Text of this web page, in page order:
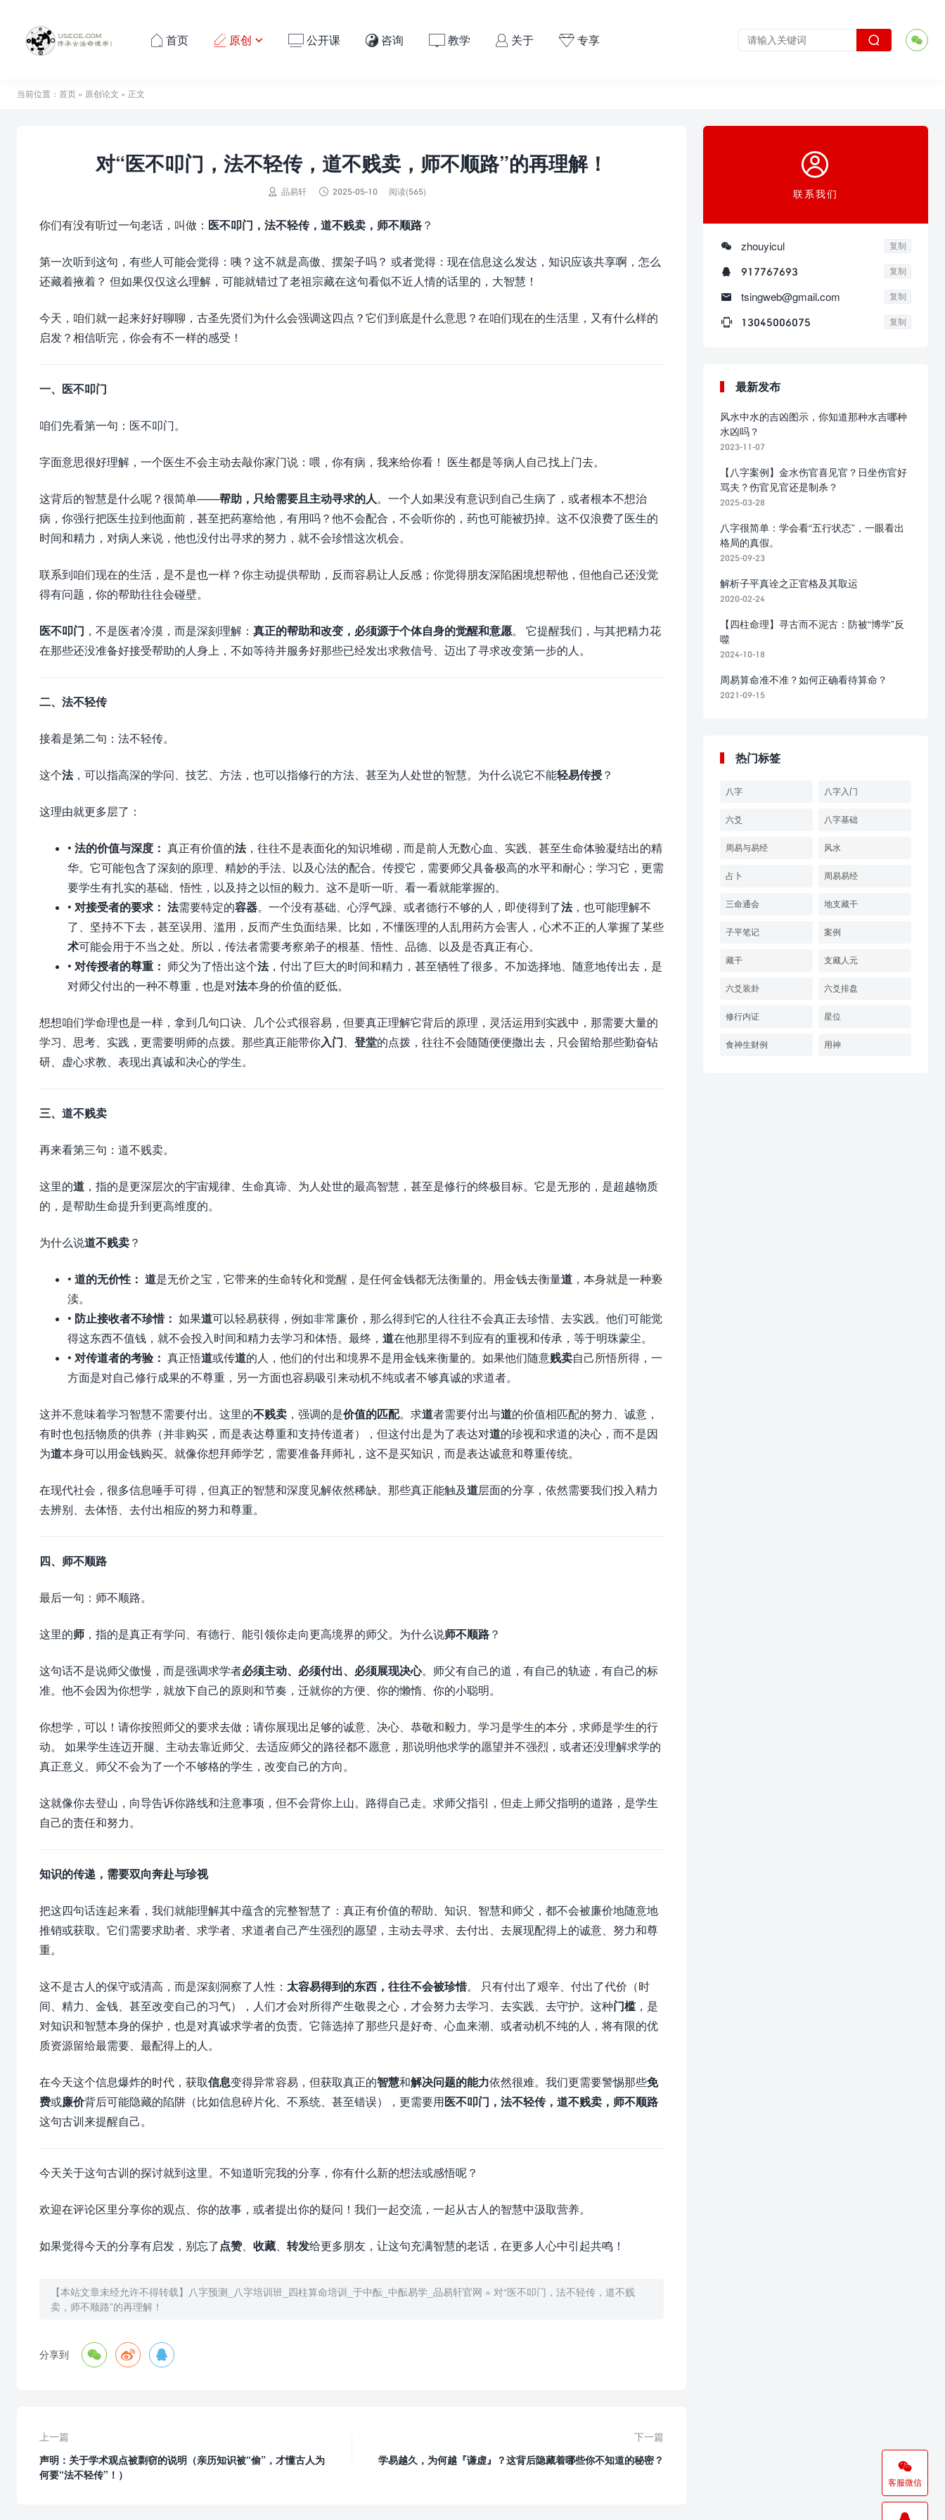

 首页  原创  公开课  咨询 教学  关于  专享 
当前位置： 首页 » 原创论文 » 正文
对“医不叩门，法不轻传，道不贱卖，师不顺路”的再理解！
 品易轩  2025-05-10 阅读(565)
你们有没有听过一句老话，叫做： 医不叩门，法不轻传，道不贱卖，师不顺路 ？
第一次听到这句，有些人可能会觉得：咦？这不就是高傲、摆架子吗？ 或者觉得：现在信息这么发达，知识应该共享啊，怎么
还藏着掖着？ 但如果仅仅这么理解，可能就错过了老祖宗藏在这句看似不近人情的话里的，大智慧！
今天，咱们就一起来好好聊聊，古圣先贤们为什么会强调这四点？它们到底是什么意思？在咱们现在的生活里，又有什么样的
启发？相信听完，你会有不一样的感受！
一、 医不叩门
咱们先看第一句：医不叩门。
字面意思很好理解，一个医生不会主动去敲你家门说：喂，你有病，我来给你看！ 医生都是等病人自己找上门去。
这背后的智慧是什么呢？很简单——帮助，只给需要且主动寻求的人 。一个人如果没有意识到自己生病了，或者根本不想治
病，你强行把医生拉到他面前，甚至把药塞给他，有用吗？他不会配合，不会听你的，药也可能被扔掉。这不仅浪费了医生的
时间和精力，对病人来说，他也没付出寻求的努力，就不会珍惜这次机会。
联系到咱们现在的生活，是不是也一样？你主动提供帮助，反而容易让人反感；你觉得朋友深陷困境想帮他，但他自己还没觉
得有问题，你的帮助往往会碰壁。
医不叩门 ，不是医者冷漠，而是深刻理解： 真正的帮助和改变，必须源于个体自身的觉醒和意愿。 它提醒我们，与其把精力花
在那些还没准备好接受帮助的人身上，不如等待并服务好那些已经发出求救信号、迈出了寻求改变第一步的人。
二、 法不轻传
接着是第二句：法不轻传。
这个法，可以指高深的学问、技艺、方法，也可以指修行的方法、甚至为人处世的智慧。为什么说它不能轻易传授 ？
这理由就更多层了：
• 法的价值与深度： 真正有价值的法，往往不是表面化的知识堆砌，而是前人无数心血、实践、甚至生命体验凝结出的精
华。它可能包含了深刻的原理、精妙的手法、以及心法的配合。传授它，需要师父具备极高的水平和耐心；学习它，更需
要学生有扎实的基础、悟性，以及持之以恒的毅力。这不是听一听、看一看就能掌握的。
• 对接受者的要求： 法需要特定的容器。一个没有基础、心浮气躁、或者德行不够的人，即使得到了法，也可能理解不
了、坚持不下去，甚至误用、滥用，反而产生负面结果。比如，不懂医理的人乱用药方会害人，心术不正的人掌握了某些
术可能会用于不当之处。所以，传法者需要考察弟子的根基、悟性、品德、以及是否真正有心。
• 对传授者的尊重： 师父为了悟出这个法，付出了巨大的时间和精力，甚至牺牲了很多。不加选择地、随意地传出去，是
对师父付出的一种不尊重，也是对法本身的价值的贬低。
想想咱们学命理也是一样，拿到几句口诀、几个公式很容易，但要真正理解它背后的原理，灵活运用到实践中，那需要大量的
学习、思考、实践，更需要明师的点拨。那些真正能带你入门 登堂的点拨，往往不会随随便便撒出去，只会留给那些勤奋钻
研、虚心求教、表现出真诚和决心的学生。
三、 道不贱卖
再来看第三句：道不贱卖。
这里的道 ，指的是更深层次的宇宙规律、生命真谛、为人处世的最高智慧，甚至是修行的终极目标。它是无形的，是超越物质
的，是帮助生命提升到更高维度的。
为什么说道不贱卖 ？
• 道的无价性： 道是无价之宝，它带来的生命转化和觉醒，是任何金钱都无法衡量的。用金钱去衡量道 ，本身就是一种亵
渎。
• 防止接收者不珍惜： 如果道可以轻易获得，例如非常廉价，那么得到它的人往往不会真正去珍惜、去实践。他们可能觉
得这东西不值钱，就不会投入时间和精力去学习和体悟。最终， 道在他那里得不到应有的重视和传承，等于明珠蒙尘。
• 对传道者的考验： 真正悟道或传道的人，他们的付出和境界不是用金钱来衡量的。如果他们随意贱卖自己所悟所得，一
方面是对自己修行成果的不尊重，另一方面也容易吸引来动机不纯或者不够真诚的求道者。
这并不意味着学习智慧不需要付出。这里的不贱卖 ，强调的是价值的匹配。求道者需要付出与道的价值相匹配的努力、诚意，
有时也包括物质的供养（并非购买，而是表达尊重和支持传道者），但这付出是为了表达对道的珍视和求道的决心，而不是因
为道本身可以用金钱购买。就像你想拜师学艺，需要准备拜师礼，这不是买知识，而是表达诚意和尊重传统。
在现代社会，很多信息唾手可得，但真正的智慧和深度见解依然稀缺。那些真正能触及道层面的分享，依然需要我们投入精力
去辨别、去体悟、去付出相应的努力和尊重。
四、 师不顺路
最后一句：师不顺路。
这里的师 ，指的是真正有学问、有德行、能引领你走向更高境界的师父。为什么说师不顺路 ？
这句话不是说师父傲慢，而是强调求学者必须主动、必须付出、必须展现决心。师父有自己的道，有自己的轨迹，有自己的标
准。他不会因为你想学，就放下自己的原则和节奏，迁就你的方便、你的懒惰、你的小聪明。
你想学，可以！请你按照师父的要求去做；请你展现出足够的诚意、决心、恭敬和毅力。学习是学生的本分，求师是学生的行
动。 如果学生连迈开腿、主动去靠近师父、去适应师父的路径都不愿意，那说明他求学的愿望并不强烈，或者还没理解求学的
真正意义。师父不会为了一个不够格的学生，改变自己的方向。
这就像你去登山，向导告诉你路线和注意事项，但不会背你上山。路得自己走。求师父指引，但走上师父指明的道路，是学生
自己的责任和努力。
知识的传递，需要双向奔赴与珍视
把这四句话连起来看，我们就能理解其中蕴含的完整智慧了：真正有价值的帮助、知识、智慧和师父，都不会被廉价地随意地
推销或获取。它们需要求助者、求学者、求道者自己产生强烈的愿望，主动去寻求、去付出、去展现配得上的诚意、努力和尊
重。
这不是古人的保守或清高，而是深刻洞察了人性： 太容易得到的东西，往往不会被珍惜。 只有付出了艰辛、付出了代价（时
间、精力、金钱、甚至改变自己的习气），人们才会对所得产生敬畏之心，才会努力去学习、去实践、去守护。这种门槛，是
对知识和智慧本身的保护，也是对真诚求学者的负责。它筛选掉了那些只是好奇、心血来潮、或者动机不纯的人，将有限的优
质资源留给最需要、最配得上的人。
在今天这个信息爆炸的时代，获取信息变得异常容易，但获取真正的智慧和解决问题的能力依然很难。我们更需要警惕那些免
费或廉价背后可能隐藏的陷阱（比如信息碎片化、不系统、甚至错误），更需要用医不叩门，法不轻传，道不贱卖，师不顺路
这句古训来提醒自己。
今天关于这句古训的探讨就到这里。不知道听完我的分享，你有什么新的想法或感悟呢？
欢迎在评论区里分享你的观点、你的故事，或者提出你的疑问！我们一起交流，一起从古人的智慧中汲取营养。
如果觉得今天的分享有启发，别忘了 点赞 收藏 转发给更多朋友，让这句充满智慧的老话，在更多人心中引起共鸣！
【本站文章未经允许不得转载】 八字预测_八字培训班_四柱算命培训_于中酝_中酝易学_品易轩官网 » 对“医不叩门，法不轻传，道不贱
卖，师不顺路”的再理解！
分享到   
上一篇
声明：关于学术观点被剽窃的说明（亲历知识被“偷”，才懂古人为
何要“法不轻传”！）
下一篇
学易越久，为何越『谦虚』？这背后隐藏着哪些你不知道的秘密？

联系我们
 zhouyicul 复制
 917767693 复制
 tsingweb@gmail.com 复制
 13045006075 复制
最新发布
风水中水的吉凶图示，你知道那种水吉哪种
水凶吗？
2023-11-07
【八字案例】金水伤官喜见官？日坐伤官好
骂夫？伤官见官还是制杀？
2025-03-28
八字很简单：学会看“五行状态”，一眼看出
格局的真假。
2025-09-23
解析子平真诠之正官格及其取运
2020-02-24
【四柱命理】寻古而不泥古：防被“博学”反
噬
2024-10-18
周易算命准不准？如何正确看待算命？
2021-09-15
热门标签
八字 八字入门
六爻 八字基础
周易与易经 风水
占卜 周易易经
三命通会 地支藏干
子平笔记 案例
藏干 支藏人元
六爻装卦 六爻排盘
修行内证 星位
食神生财例 用神

客服微信